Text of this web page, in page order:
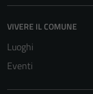
VIVERE IL COMUNE
Luoghi
Eventi